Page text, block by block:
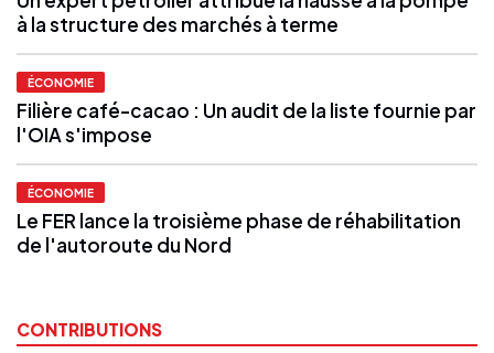
à la structure des marchés à terme
ÉCONOMIE
Filière café-cacao : Un audit de la liste fournie par
l'OIA s'impose
ÉCONOMIE
Le FER lance la troisième phase de réhabilitation
de l'autoroute du Nord
CONTRIBUTIONS